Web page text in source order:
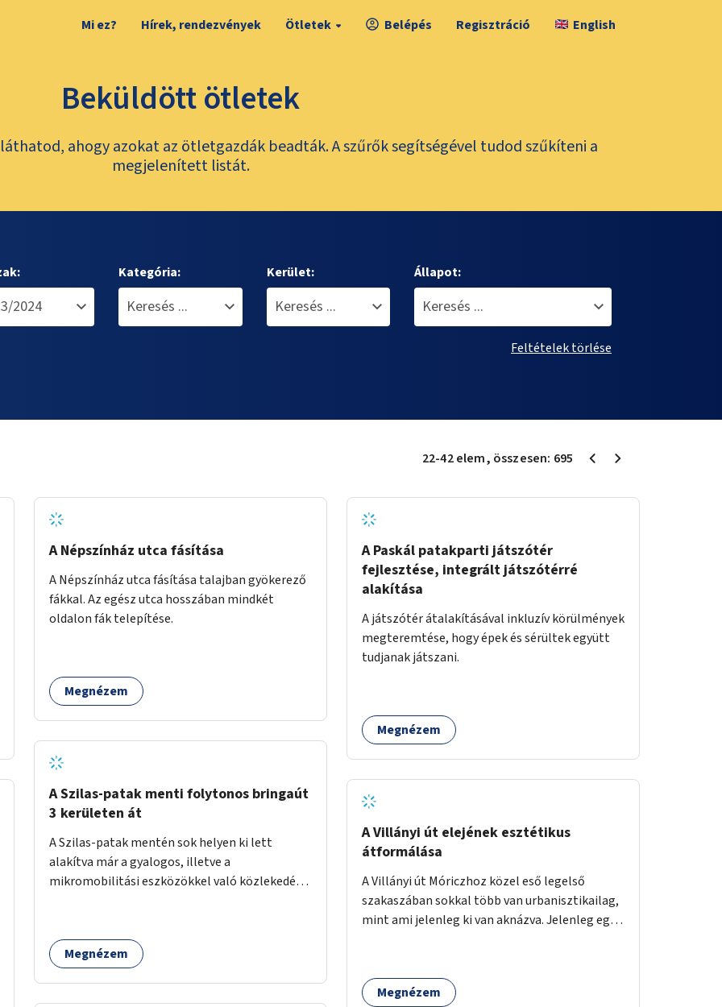
Mi ez? Hírek, rendezvények Ötletek Belépés Regisztráció English
Beküldött ötletek
ahogy azokat az ötletgazdák beadták. A szűrők segítségével tudod szűkíteni a
megjelenített listát.
Kategória: Kerület: Állapot:
Feltételek törlése
22-42elem, összesen: 695
A Népszínház utca fásítása
A Népszínház utca fásítása talajban gyökerező
fákkal. Az egész utca hosszában mindkét
oldalon fák telepítése.
Megnézem
A Szilas-patak menti folytonos bringaút
3 kerületen át
A Szilas-patak mentén sok helyen ki lett
alakítva már a gyalogos, illetve a
mikromobilitási eszközökkel való közlekedés
kerületi szakaszok folytonossá válhassanak.
Válasszon ki egy olyan részt, amire hatásköre
Megnézem
A Paskál patakparti játszótér
fejlesztése, integrált játszótérré
alakítása
A játszótér átalakításával inkluzív körülmények
megteremtése, hogy épek és sérültek együtt
tudjanak játszani.
Megnézem
A Villányi út elejének esztétikus
átformálása
A Villányi út Móriczhoz közel eső legelső
szakaszában sokkal több van urbanisztikailag,
mint ami jelenleg ki van aknázva. Jelenleg egy
villamosról lelépve pedig kevés helye van az
utasoknak, és ez sok közlekedési
Megnézem